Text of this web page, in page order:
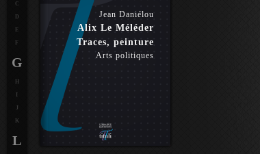
Jean Daniélou
Alix Le Méléder
Traces, peinture
Arts politiques
C
D
E
F
G
J
K
L